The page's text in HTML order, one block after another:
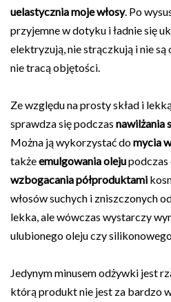
uelastycznia moje włosy. Po
przyjemne w dotyku i ładnie się
elektryzują, nie strączkują i nie
nie tracą objętości.
Ze względu na prosty skład i
sprawdza się podczas nawilżania
Można ją wykorzystać domycia
takżeemulgowania olejupodczas
wzbogacania półproduktami
włosów suchych i zniszczonych
lekka, ale wówczas wystarczy
ulubionego oleju czy
Jedynym minusem odżywki jest
którą produkt nie jest za bardzo